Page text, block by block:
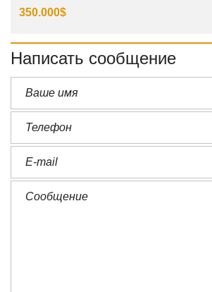
350.000$
Написать сообщение